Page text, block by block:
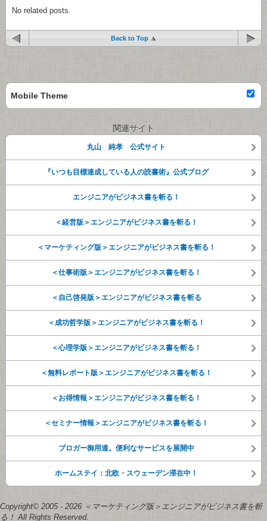
No related posts.
Back to Top
Mobile Theme
関連サイト
丸山 純孝 公式サイト
『いつも目標達成している人の読書術』公式ブログ
エンジニアがビジネス書を斬る！
＜経営版＞エンジニアがビジネス書を斬る！
＜マーケティング版＞エンジニアがビジネス書を斬る！
＜仕事術版＞エンジニアがビジネス書を斬る！
＜自己啓発版＞エンジニアがビジネス書を斬る
＜成功哲学版＞エンジニアがビジネス書を斬る！
＜心理学版＞エンジニアがビジネス書を斬る！
＜無料レポート版＞エンジニアがビジネス書を斬る！
＜お得情報＞エンジニアがビジネス書を斬る！
＜セミナー情報＞エンジニアがビジネス書を斬る！
ブロガー御用達。便利なサービスを展開中
ホームステイ：北欧・スウェーデン滞在中！
Copyright© 2005 - 2026 ＜マーケティング版＞エンジニアがビジネス書を斬
る！ All Rights Reserved.